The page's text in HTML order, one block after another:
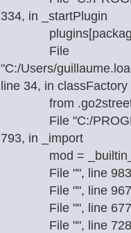
334, in _startPlugin
File
"C:/Users/
line 34, in classFactory
from
File "C:/
793, in _import
mod =
File "", line 983,
File "", line 967, in
File "", line 677,
File "", line 728,